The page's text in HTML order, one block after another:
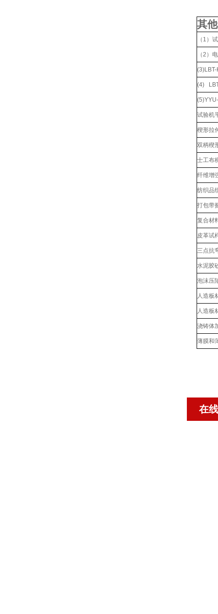
其
（1）
（2）
(4)
试验机
楔形拉
双柄楔
士工布
纤维增
纺织品
打包带
复合材
皮革试
三点抗
水泥胶
泡沫压
人造板
人造板
浇铸体
薄膜和
在